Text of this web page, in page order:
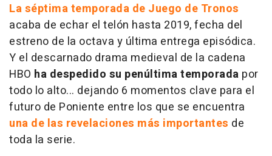
La séptima temporada de Juego de Tronos
acaba de echar el telón hasta 2019, fecha del
estreno de la octava y última entrega episódica.
Y el descarnado drama medieval de la cadena
HBO ha despedido su penúltima temporada por
todo lo alto... dejando 6 momentos clave para el
futuro de Poniente entre los que se encuentra
una de las revelaciones más importantes de
toda la serie.